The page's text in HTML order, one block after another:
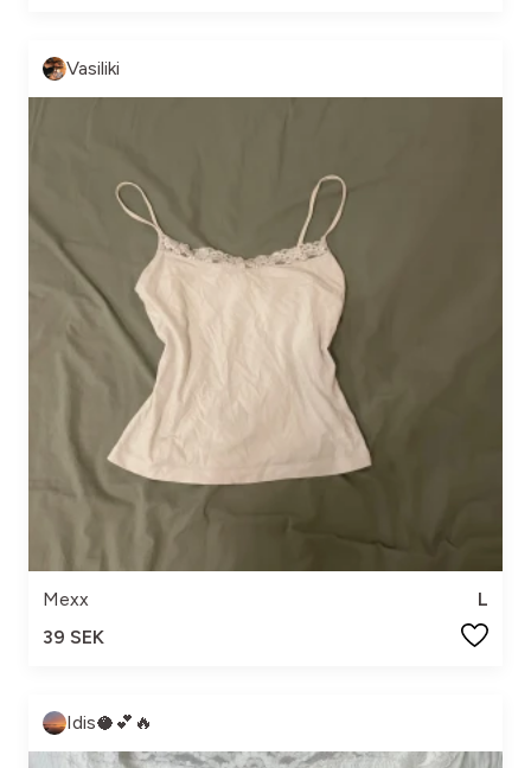
Vasiliki
Mexx
L
39 SEK
Idis🥥💕🔥